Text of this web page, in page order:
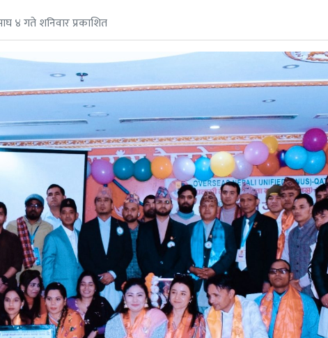
४ गते शनिवार प्रकाशित